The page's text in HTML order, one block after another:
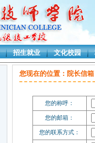
招生就业 文化校园
您现在的位置： 院长信箱
您的称呼：
您的邮箱：
您的联系方式：